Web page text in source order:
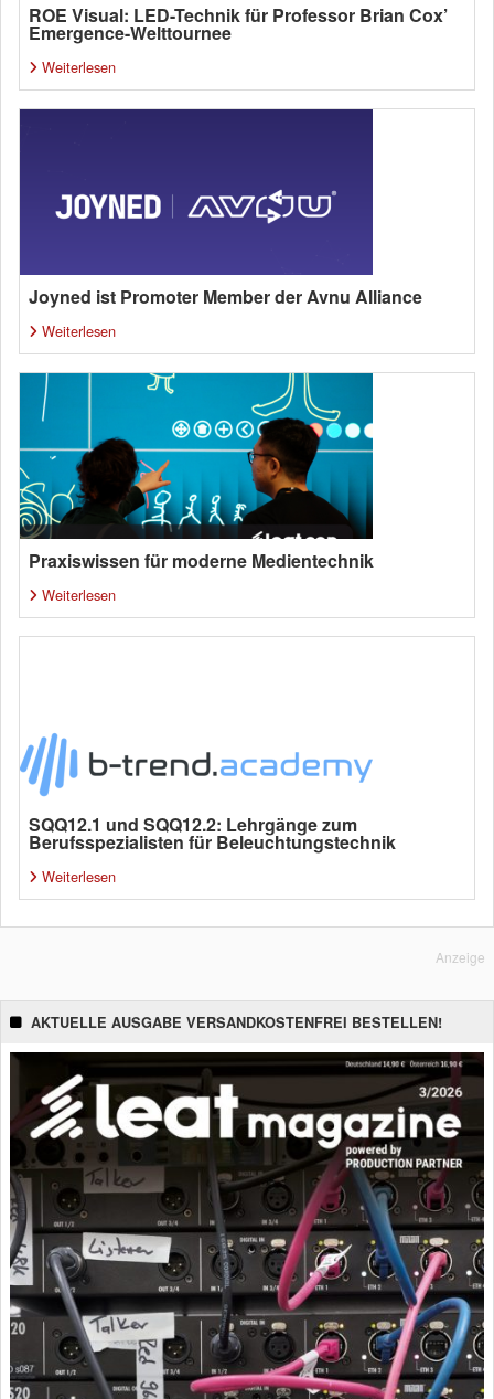
ROE Visual: LED-Technik für Professor Brian Cox’
Emergence-Welttournee
Weiterlesen
Joyned ist Promoter Member der Avnu Alliance
Weiterlesen
Praxiswissen für moderne Medientechnik
Weiterlesen
SQQ12.1 und SQQ12.2: Lehrgänge zum
Berufsspezialisten für Beleuchtungstechnik
Weiterlesen
Anzeige
AKTUELLE AUSGABE VERSANDKOSTENFREI BESTELLEN!